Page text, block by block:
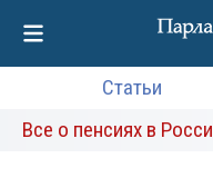
Статьи
Все о пенсиях в